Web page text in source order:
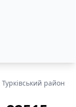
Турківський район